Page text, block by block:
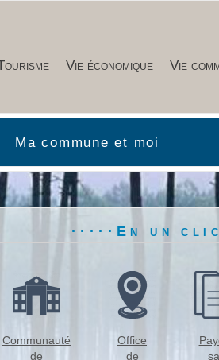
Vie économique
Vie
Ma commune et moi
participative
vos évènements
sms
ma mairie
·····En un
Communauté
de
Office
de
sa